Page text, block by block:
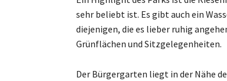
sehr beliebt ist. Es gibt auch ein
diejenigen, die es lieber ruhig
Grünflächen und Sitzgelegenheiten.
Der Bürgergarten liegt in der Nähe